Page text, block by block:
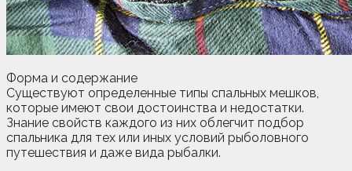
Форма и содержание
Существуют определенные типы спальных мешков,
которые имеют свои достоинства и недостатки.
Знание свойств каждого из них облегчит подбор
спальника для тех или иных условий рыболовного
путешествия и даже вида рыбалки.